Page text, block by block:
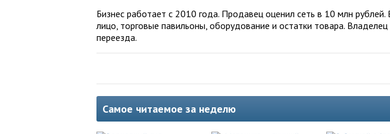
Бизнес работает с 2010 года. Продавец оценил сеть в 10 млн
лицо, торговые павильоны, оборудование и остатки товара.
переезда.
Самое читаемое за неделю